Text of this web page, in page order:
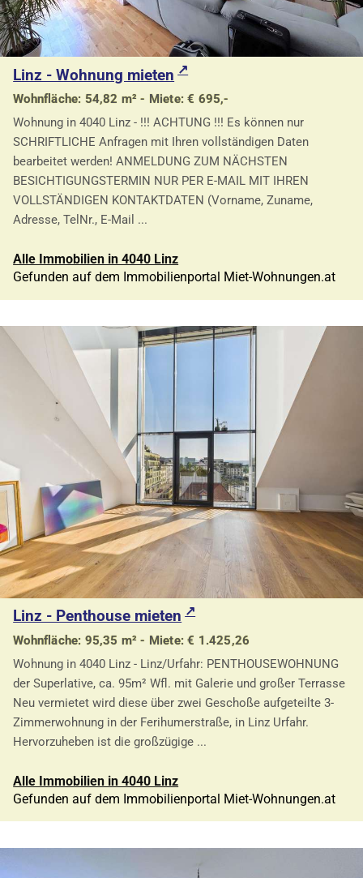
Linz - Wohnung mieten
Wohnfläche: 54,82 m² - Miete: € 695,-
Wohnung in 4040 Linz - !!! ACHTUNG !!! Es können nur
SCHRIFTLICHE Anfragen mit Ihren vollständigen Daten
bearbeitet werden! ANMELDUNG ZUM NÄCHSTEN
BESICHTIGUNGSTERMIN NUR PER E-MAIL MIT IHREN
VOLLSTÄNDIGEN KONTAKTDATEN (Vorname, Zuname,
Adresse, TelNr., E-Mail ...
Alle Immobilien in 4040 Linz
Gefunden auf dem Immobilienportal Miet-Wohnungen.at
Linz - Penthouse mieten
Wohnfläche: 95,35 m² - Miete: € 1.425,26
Wohnung in 4040 Linz - Linz/Urfahr: PENTHOUSEWOHNUNG
der Superlative, ca. 95m² Wfl. mit Galerie und großer Terrasse
Neu vermietet wird diese über zwei Geschoße aufgeteilte 3-
Zimmerwohnung in der Ferihumerstraße, in Linz Urfahr.
Hervorzuheben ist die großzügige ...
Alle Immobilien in 4040 Linz
Gefunden auf dem Immobilienportal Miet-Wohnungen.at